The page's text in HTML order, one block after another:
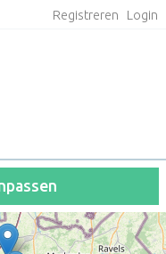
Registreren Login